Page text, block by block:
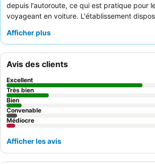
depuis l'autoroute, ce qui est pratique pour
voyageant en voiture. L'établissement
répondant aux besoins de bien-être des
professionnalisme exceptionnels, complétant
varié petit-déjeuner buffet. Pour une
clients devraient demander une chambre
Afficher plus
Avis des clients
Excellent
Très bien
Bien
Convenable
Médiocre
Afficher les avis